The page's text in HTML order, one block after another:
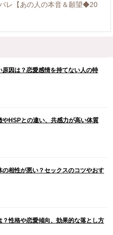
レ【あの人の本音＆願望◆20
原因は？恋愛感情を持てない人の特
やHSPとの違い、共感力が高い体質
の相性が悪い？セックスのコツやおす
？性格や恋愛傾向、効果的な落とし方